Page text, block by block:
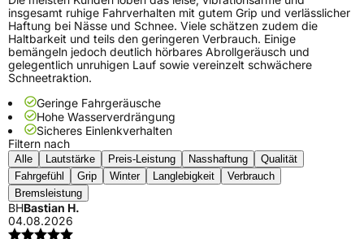
insgesamt ruhige Fahrverhalten mit gutem Grip und verlässlicher
Haftung bei Nässe und Schnee. Viele schätzen zudem die
Haltbarkeit und teils den geringeren Verbrauch. Einige
bemängeln jedoch deutlich hörbares Abrollgeräusch und
gelegentlich unruhigen Lauf sowie vereinzelt schwächere
Schneetraktion.
Geringe Fahrgeräusche
Hohe Wasserverdrängung
Sicheres Einlenkverhalten
Filtern nach
Alle Lautstärke Preis-Leistung Nasshaftung
Qualität
Fahrgefühl
Grip Winter Langlebigkeit
Verbrauch
Bremsleistung
BHBastian H.
04.08.2026